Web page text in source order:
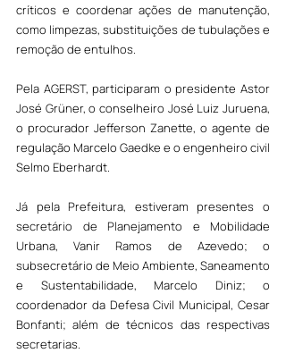
críticos e coordenar ações de manutenção,
como limpezas, substituições de tubulações e
remoção de entulhos.
Pela AGERST, participaram o presidente Astor
José Grüner, o conselheiro José Luiz Juruena,
o procurador Jefferson Zanette, o agente de
regulação Marcelo Gaedke e o engenheiro civil
Selmo Eberhardt.
Já pela Prefeitura, estiveram presentes o
secretário de Planejamento e Mobilidade
Urbana, Vanir Ramos de Azevedo; o
subsecretário de Meio Ambiente, Saneamento
e Sustentabilidade, Marcelo Diniz; o
coordenador da Defesa Civil Municipal, Cesar
Bonfanti; além de técnicos das respectivas
secretarias.